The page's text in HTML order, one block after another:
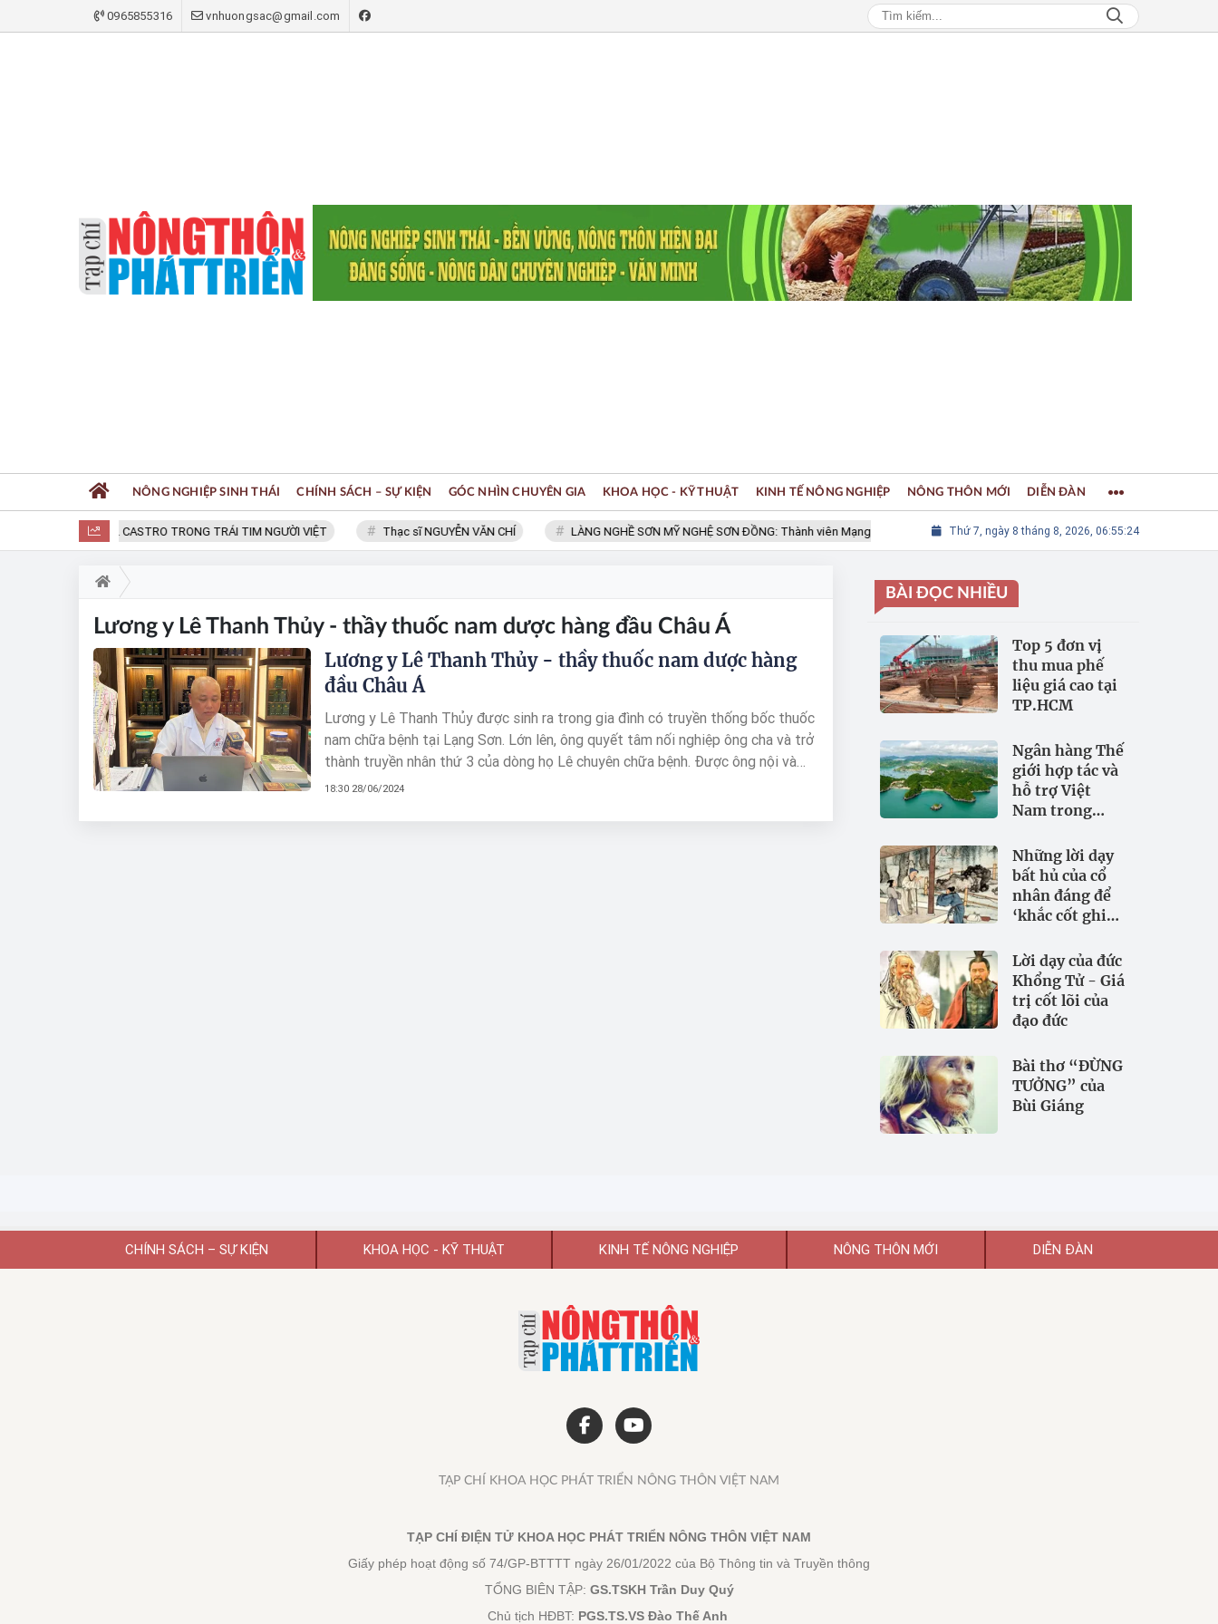
0965855316 vnhuongsac@gmail.com
FIDEL CASTRO TRONG TRÁI TIM NGƯỜI VIỆT Thạc sĩ NGUYỄN VĂN CHÍ LÀNG NGHỀ SƠN MỸ NGHỆ SƠN ĐỒNG: Thành viên Mạng lưới các Thành phố Thủ công sáng tạo Thế giới
Thứ 7, ngày 8 tháng 8, 2026, 06:55:24
NÔNG NGHIỆP SINH THÁI CHÍNH SÁCH – SỰ KIỆN GÓC NHÌN CHUYÊN GIA KHOA HỌC - KỸ THUẬT KINH TẾ NÔNG NGHIỆP NÔNG THÔN MỚI DIỄN ĐÀN
Lương y Lê Thanh Thủy - thầy thuốc nam dược hàng đầu Châu Á
Lương y Lê Thanh Thủy - thầy thuốc nam dược hàng
đầu Châu Á
Lương y Lê Thanh Thủy được sinh ra trong gia đình có truyền thống bốc thuốc
nam chữa bệnh tại Lạng Sơn. Lớn lên, ông quyết tâm nối nghiệp ông cha và trở
thành truyền nhân thứ 3 của dòng họ Lê chuyên chữa bệnh. Được ông nội và
cha trực tiếp uốn nắn từ nhỏ nên ông luôn có ý thức y đức sâu sắc trong nghề
18:30 28/06/2024
BÀI ĐỌC NHIỀU
Top 5 đơn vị
thu mua phế
liệu giá cao tại
TP.HCM
Ngân hàng Thế
giới hợp tác và
hỗ trợ Việt
Nam trong
ninh nguồn
nước
Những lời dạy
bất hủ của cổ
nhân đáng để
‘khắc cốt ghi
Lời dạy của đức
Khổng Tử - Giá
trị cốt lõi của
đạo đức
Bài thơ “ĐỪNG
TƯỞNG” của
Bùi Giáng
CHÍNH SÁCH – SỰ KIỆN KHOA HỌC - KỸ THUẬT KINH TẾ NÔNG NGHIỆP NÔNG THÔN MỚI DIỄN ĐÀN
TẠP CHÍ KHOA HỌC PHÁT TRIỂN NÔNG THÔN VIỆT NAM
TẠP CHÍ ĐIỆN TỬ KHOA HỌC PHÁT TRIỂN NÔNG THÔN VIỆT NAM
Giấy phép hoạt động số 74/GP-BTTTT ngày 26/01/2022 của Bộ Thông tin và Truyền thông
TỔNG BIÊN TẬP: GS.TSKH Trần Duy Quý
Chủ tịch HĐBT: PGS.TS.VS Đào Thế Anh